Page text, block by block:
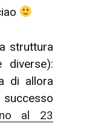
struttura
diverse):
di allora
al 23